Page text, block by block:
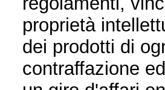
proprietà
dei prodotti di
contraffazione